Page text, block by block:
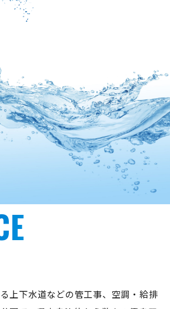
上下水道などの管工事、空調・給排